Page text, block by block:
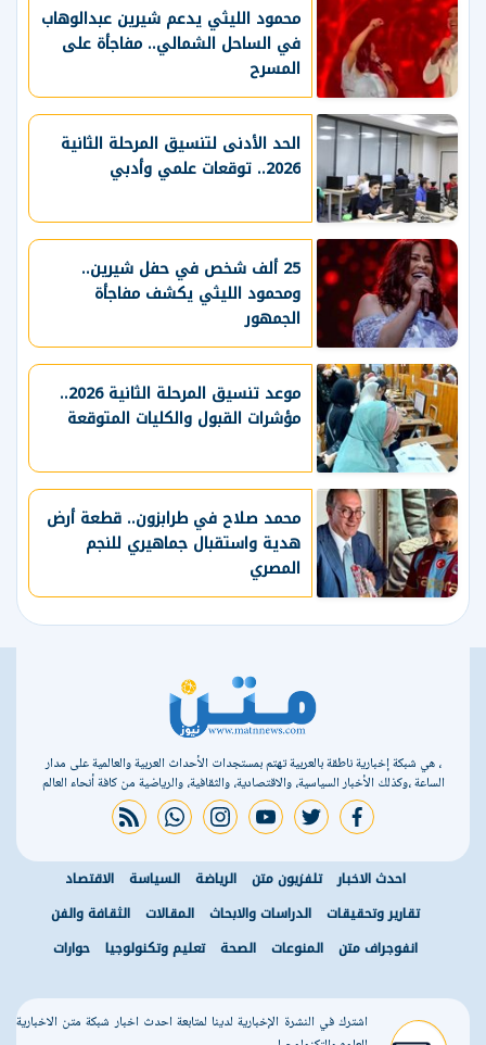
محمود الليثي يدعم شيرين عبدالوهاب
في الساحل الشمالي.. مفاجأة على
المسرح
الحد الأدنى لتنسيق المرحلة الثانية
2026.. توقعات علمي وأدبي
25 ألف شخص في حفل شيرين..
ومحمود الليثي يكشف مفاجأة
الجمهور
موعد تنسيق المرحلة الثانية 2026..
مؤشرات القبول والكليات المتوقعة
محمد صلاح في طرابزون.. قطعة أرض
هدية واستقبال جماهيري للنجم
المصري
، هي شبكة إخبارية ناطقة بالعربية تهتم بمستجدات الأحداث العربية والعالمية على مدار
الساعة ،وكذلك الأخبار السياسية، والاقتصادية، والثقافية، والرياضية من كافة أنحاء العالم
facebook
twitter
youtube
instagram
whatsapp
rss feed
احدث الاخبار تلفزيون متن الرياضة السياسة
الاقتصاد
تقارير وتحقيقات
الدراسات والابحاث المقالات
الثقافة والفن
انفوجراف متن
المنوعات الصحة تعليم وتكنولوجيا حوارات
اشترك في النشرة الإخبارية لدينا لمتابعة احدث اخبار شبكة متن الاخبارية